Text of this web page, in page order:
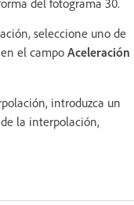
seleccione uno de
el campo Aceleración
introduzca un
la interpolación,